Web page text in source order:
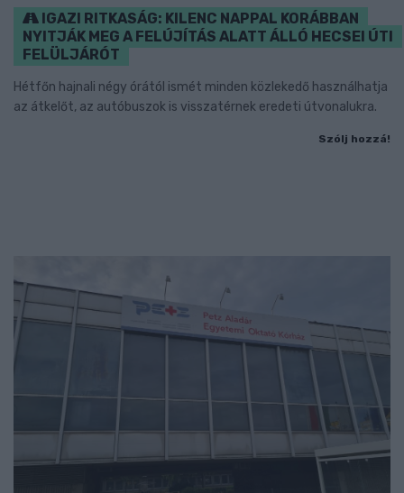
IGAZI RITKASÁG: KILENC NAPPAL KORÁBBAN
NYITJÁK MEG A FELÚJÍTÁS ALATT ÁLLÓ HECSEI ÚTI
FELÜLJÁRÓT
Hétfőn hajnali négy órától ismét minden közlekedő használhatja
az átkelőt, az autóbuszok is visszatérnek eredeti útvonalukra.
Szólj hozzá!